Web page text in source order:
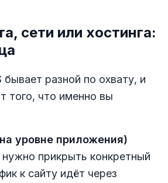
сети или хостинга:
разной по охвату, и
того, что именно вы
уровне приложения)
прикрыть конкретный
к сайту идёт через